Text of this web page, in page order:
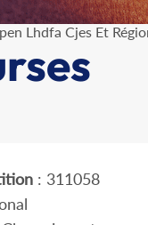
Lhdfa Cjes Et
: 311058